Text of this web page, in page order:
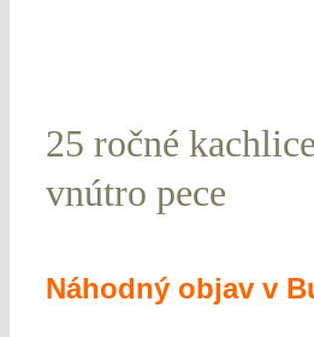
25 ročné
vnútro pece
Náhodný objav v